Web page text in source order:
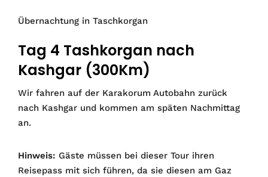
Übernachtung in Taschkorgan
Tag 4 Tashkorgan nach
Kashgar (300Km)
Wir fahren auf der Karakorum Autobahn zurück
nach Kashgar und kommen am späten Nachmittag
an.
Hinweis: Gäste müssen bei dieser Tour ihren
Reisepass mit sich führen, da sie diesen am Gaz